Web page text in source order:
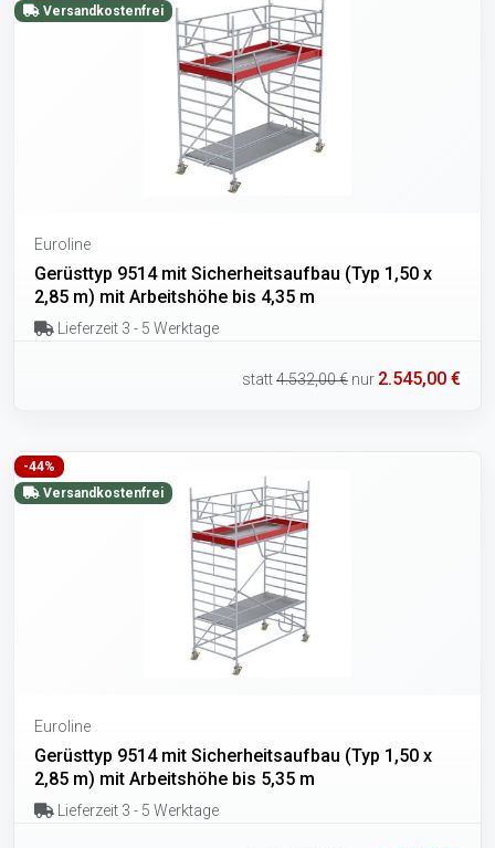
Versandkostenfrei
Euroline
Gerüsttyp 9514 mit Sicherheitsaufbau (Typ 1,50 x
2,85 m) mit Arbeitshöhe bis 4,35 m
Lieferzeit 3 - 5 Werktage
statt4.532,00 € nur 2.545,00 €
-44%
Versandkostenfrei
Euroline
Gerüsttyp 9514 mit Sicherheitsaufbau (Typ 1,50 x
2,85 m) mit Arbeitshöhe bis 5,35 m
Lieferzeit 3 - 5 Werktage